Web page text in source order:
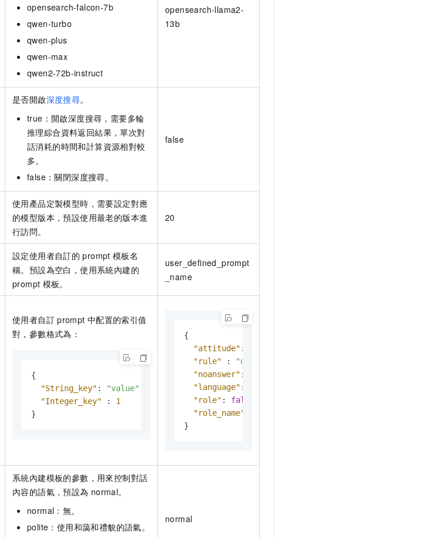
opensearch-falcon-7b
qwen-turbo
qwen-plus
qwen-max
qwen2-72b-instruct
opensearch-llama2-
13b
是否開啟深度搜尋。
true：開啟深度搜尋，需要多輪
推理綜合資料返回結果，單次對
話消耗的時間和計算資源相對較
多。
false：關閉深度搜尋。
false
使用產品定製模型時，需要設定對應
的模型版本，預設使用最老的版本進
行訪問。
20
設定使用者自訂的 prompt 模板名
稱。預設為空白，使用系統內建的
prompt 模板。
user_defined_prompt
_name
使用者自訂 prompt 中配置的索引值
對，參數格式為：
{
"String_key" : "value"
"Integer_key"
:
1
}
{
"attitude" :
"rule"
: "detailed"
"noanswer" :
"language" :
"role" : false
"role_name"
}
系統內建模板的參數，用來控制對話
內容的語氣，預設為 normal。
normal：無。
polite：使用和藹和禮貌的語氣。
normal